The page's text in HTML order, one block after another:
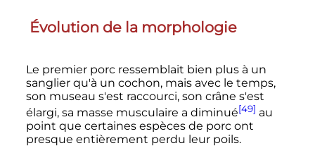
Évolution de la morphologie
Le premier porc ressemblait bien plus à un
sanglier qu'à un cochon, mais avec le temps,
son museau s'est raccourci, son crâne s'est
élargi, sa masse musculaire a diminué[49] au
point que certaines espèces de porc ont
presque entièrement perdu leur poils.